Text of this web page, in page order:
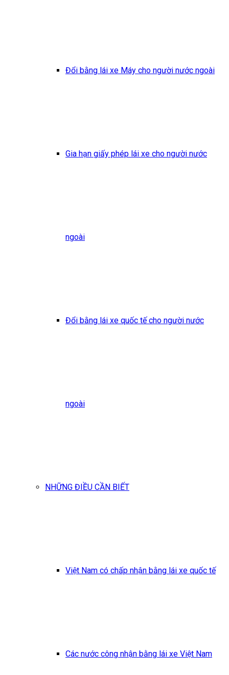
Đổi bằng lái xe Máy cho người nước ngoài
Gia hạn giấy phép lái xe cho người nước
ngoài
Đổi bằng lái xe quốc tế cho người nước
ngoài
NHỮNG ĐIỀU CẦN BIẾT
Việt Nam có chấp nhận bằng lái xe quốc tế
Các nước công nhận bằng lái xe Việt Nam